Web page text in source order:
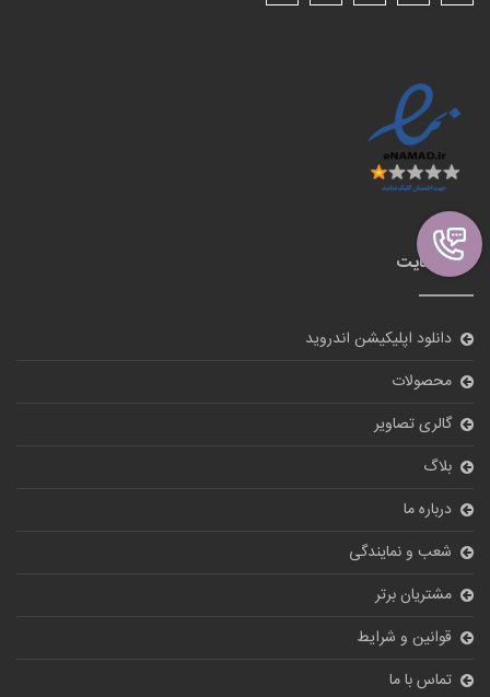
نقشه سایت
دانلود اپلیکیشن اندروید
محصولات
گالری تصاویر
بلاگ
درباره ما
شعب و نمایندگی
مشتریان برتر
قوانین و شرایط
تماس با ما